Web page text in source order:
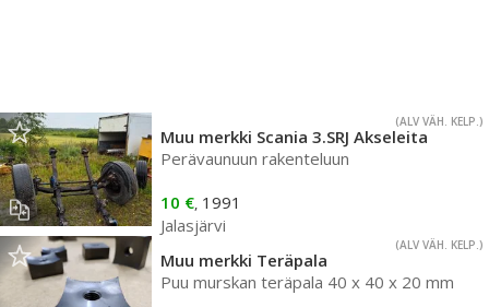
(ALV VÄH. KELP.)
Muu merkki Scania 3.SRJ Akseleita
Perävaunuun rakenteluun
10 €, 1991
Jalasjärvi
(ALV VÄH. KELP.)
Muu merkki Teräpala
Puu murskan teräpala 40 x 40 x 20 mm